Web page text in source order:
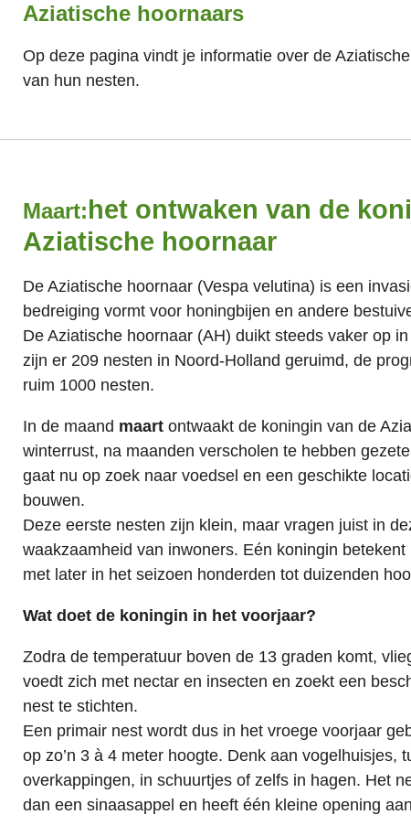
Aziatische hoornaars
Op deze pagina vindt je informatie over de
van hun nesten.
Maart:het ontwaken van de
Aziatische hoornaar
De Aziatische hoornaar (Vespa velutina) is een
bedreiging vormt voor honingbijen en andere
De Aziatische hoornaar (AH) duikt steeds vaker op
zijn er 209 nesten in Noord-Holland geruimd, de
ruim 1000 nesten.
In de maand maart ontwaakt de koningin van de
winterrust, na maanden verscholen te hebben
gaat nu op zoek naar voedsel en een geschikte
bouwen.
Deze eerste nesten zijn klein, maar vragen juist in
waakzaamheid van inwoners. Eén koningin
met later in het seizoen honderden tot duizenden
Wat doet de koningin in het voorjaar?
Zodra de temperatuur boven de 13 graden komt,
voedt zich met nectar en insecten en zoekt een
nest te stichten.
Een primair nest wordt dus in het vroege voorjaar
op zo’n 3 à 4 meter hoogte. Denk aan vogelhuisjes,
overkappingen, in schuurtjes of zelfs in hagen. Het
dan een sinaasappel en heeft één kleine opening